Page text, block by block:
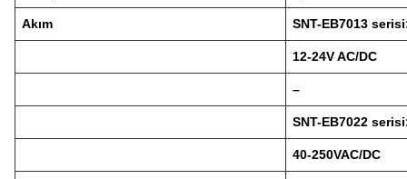
Akım SNT-EB7013
12-24V AC/DC
–
SNT-EB7022
40-250VAC/DC